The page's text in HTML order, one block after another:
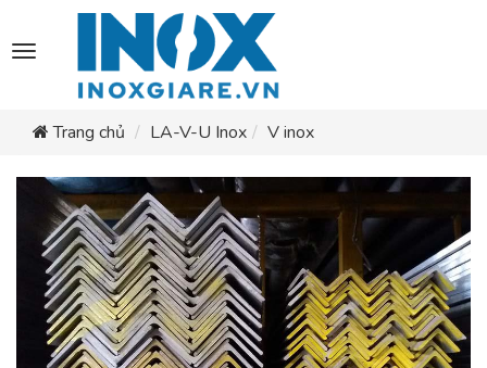
Toggle
navigation
Trang chủ
LA-V-U Inox V inox